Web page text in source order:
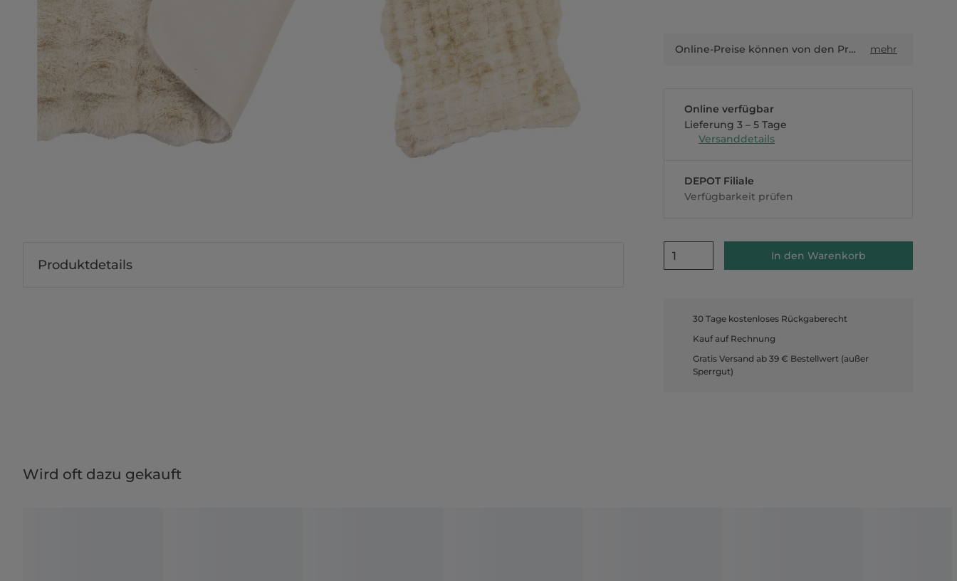
Online-Preise können von den Preisen in Filialen sowie Shop-in-Shop-Flächen abweichen. mehr
Online verfügbar
Lieferung 3 – 5 Tage
Versanddetails
DEPOT Filiale
Verfügbarkeit prüfen
1 In den Warenkorb
30 Tage kostenloses Rückgaberecht
Kauf auf Rechnung
Gratis Versand ab 39 € Bestellwert (außer
Sperrgut)
Produktdetails
Wird oft dazu gekauft